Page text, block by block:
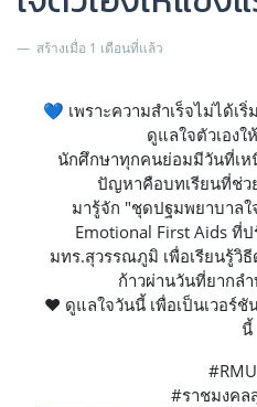
สร้างเมื่อ 1 เดือนที่แล้ว
💙 เพราะความสำเร็จไม่ได้เ
ดูแลใจตัวเอง
นักศึกษาทุกคนย่อมมีวันที่เ
ปัญหาคือบทเรียนที่ช่ว
มารู้จัก "ชุดปฐมพยาบาล
Emotional First Aids ที่
มทร.สุวรรณภูมิ เพื่อเรียนรู้วิ
ก้าวผ่านวันที่ยากล
❤️ ดูแลใจวันนี้ เพื่อเป็นเวอร์ชั
นี้
#ราชมงค